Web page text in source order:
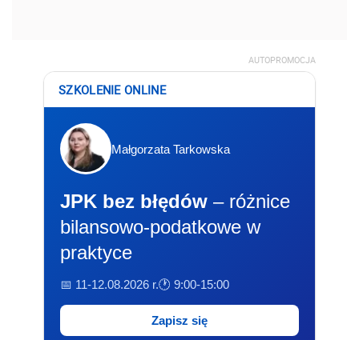
AUTOPROMOCJA
SZKOLENIE ONLINE
Małgorzata Tarkowska
JPK bez błędów – różnice
bilansowo-podatkowe w
praktyce
📅 11-12.08.2026 r.🕐 9:00-15:00
Zapisz się